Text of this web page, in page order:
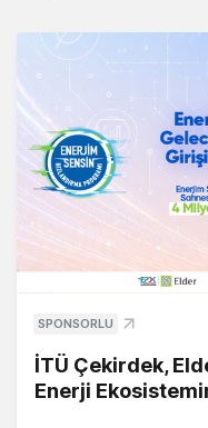
SPONSORLU
İTÜ Çekirdek,
Enerji